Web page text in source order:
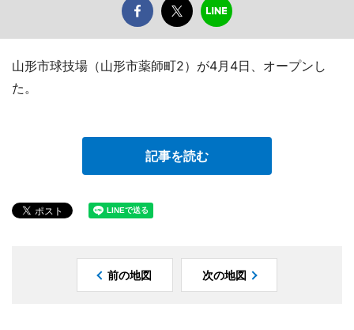
山形市球技場（山形市薬師町2）が4月4日、オープンし
た。
記事を読む
前の地図 次の地図